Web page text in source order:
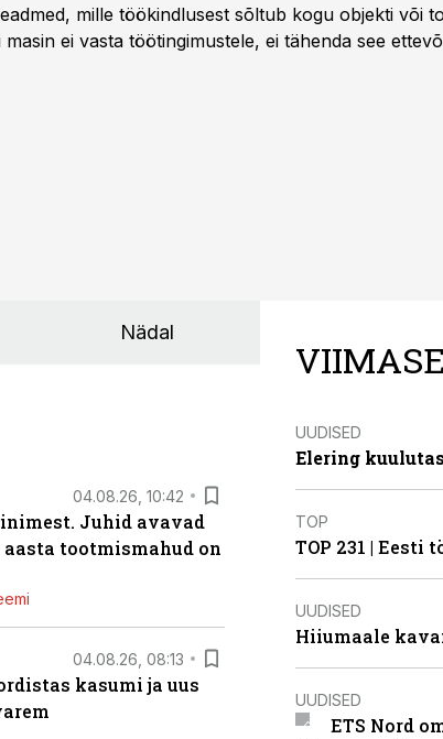
mille töökindlusest sõltub kogu objekti või
ei vasta töötingimustele, ei tähenda see
Nädal
04.08.26, 10:42
Juhid avavad
aasta tootmismahud on
04.08.26, 08:13
kasumi ja uus
UUDISED
Elering
TOP
TOP 231 |
UUDISED
Hiiumaale
UUDISED
ETS Nord